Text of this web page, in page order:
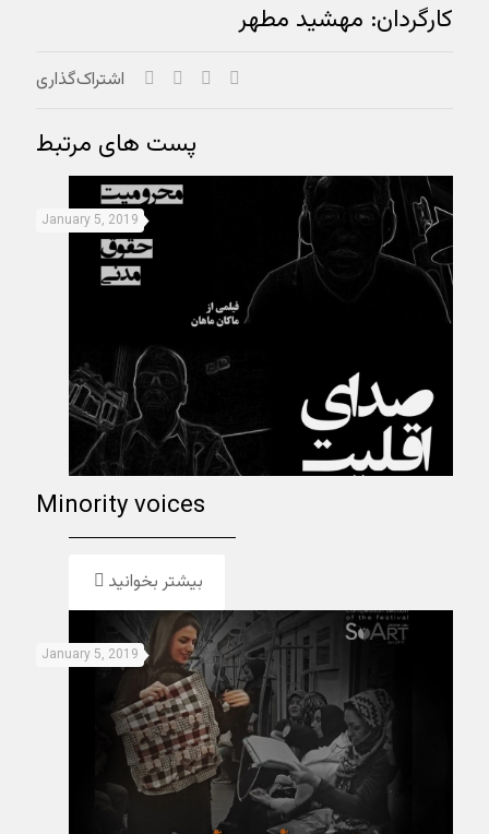
کارگردان: مهشید مطهر
اشتراک‌گذاری
پست های مرتبط
January 5, 2019
Minority voices
بیشتر بخوانید
January 5, 2019